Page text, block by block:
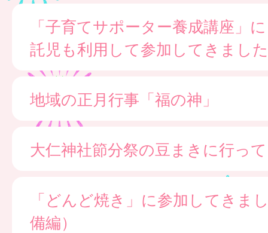
「子育てサポーター養成講座」に
託児も利用して参加してきまし
地域の正月行事「福の神」
大仁神社節分祭の豆まきに行っ
「どんど焼き」に参加してきま
備編）